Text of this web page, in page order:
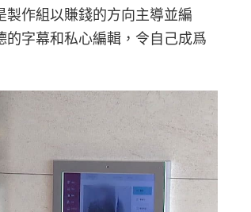
作組以賺錢的方向主導並編
字幕和私心編輯，令自己成爲